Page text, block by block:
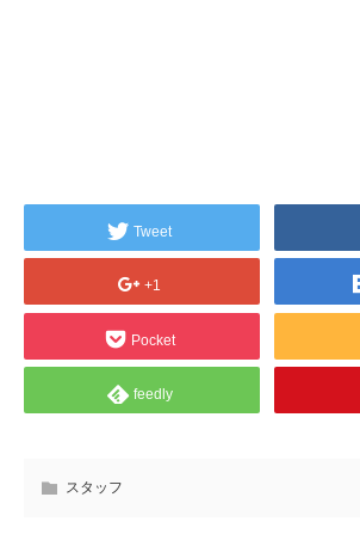
Tweet
+1
Pocket
feedly
スタッフ